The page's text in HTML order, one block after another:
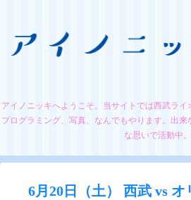
アイノニッキへようこそ。当サイトでは西武ライ
プログラミング、写真、なんでもやります。出
な思いで活動中。
6月20日（土） 西武 vs オ